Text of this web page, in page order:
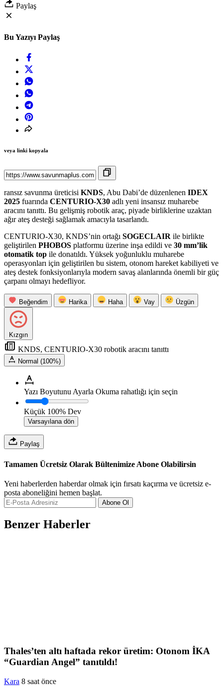
Paylaş
Bu Yazıyı Paylaş
veya linki kopyala
ransız savunma üreticisi KNDS, Abu Dabi’de düzenlenen IDEX
2025 fuarında CENTURIO-X30 adlı yeni insansız muharebe
aracını tanıttı. Bu gelişmiş robotik araç, piyade birliklerine uzaktan
ağır ateş desteği sağlamak amacıyla tasarlandı.
CENTURIO-X30, KNDS’nin ortağı SOGECLAIR ile birlikte
geliştirilen PHOBOS platformu üzerine inşa edildi ve 30 mm’lik
otomatik top ile donatıldı. Yüksek yoğunluklu muharebe
operasyonları için geliştirilen bu sistem, otonom hareket kabiliyeti ve
ateş destek fonksiyonlarıyla modern savaş alanlarında önemli bir güç
çarpanı olmayı hedefliyor.
Beğendim Harika Haha Vay Üzgün
Kızgın
KNDS, CENTURIO-X30 robotik aracını tanıttı
Normal (100%)
Yazı Boyutunu Ayarla Okuma rahatlığı için seçin
Küçük 100% Dev
Varsayılana dön
Paylaş
Tamamen Ücretsiz Olarak Bültenimize Abone Olabilirsin
Yeni haberlerden haberdar olmak için fırsatı kaçırma ve ücretsiz e-
posta aboneliğini hemen başlat.
Abone Ol
Benzer Haberler
Thales’ten altı haftada rekor üretim: Otonom İKA
“Guardian Angel” tanıtıldı!
Kara 8 saat önce